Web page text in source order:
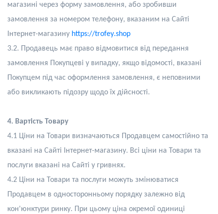
магазині через форму замовлення, або зробивши
замовлення за номером телефону, вказаним на Сайті
Інтернет-магазину https://trofey.shop
3.2. Продавець має право відмовитися від передання
замовлення Покупцеві у випадку, якщо відомості, вказані
Покупцем під час оформлення замовлення, є неповними
або викликають підозру щодо їх дійсності.
4. Вартість Товару
4.1 Ціни на Товари визначаються Продавцем самостійно та
вказані на Cайті Інтернет-магазину. Всі ціни на Товари та
послуги вказані на Cайті у гривнях.
4.2 Ціни на Товари та послуги можуть змінюватися
Продавцем в односторонньому порядку залежно від
кон'юнктури ринку. При цьому ціна окремої одиниці